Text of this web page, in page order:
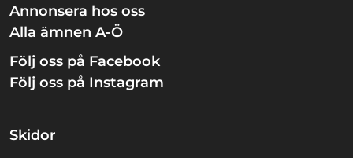
Annonsera hos oss
Alla ämnen A-Ö
Följ oss på Facebook
Följ oss på Instagram
Skidor